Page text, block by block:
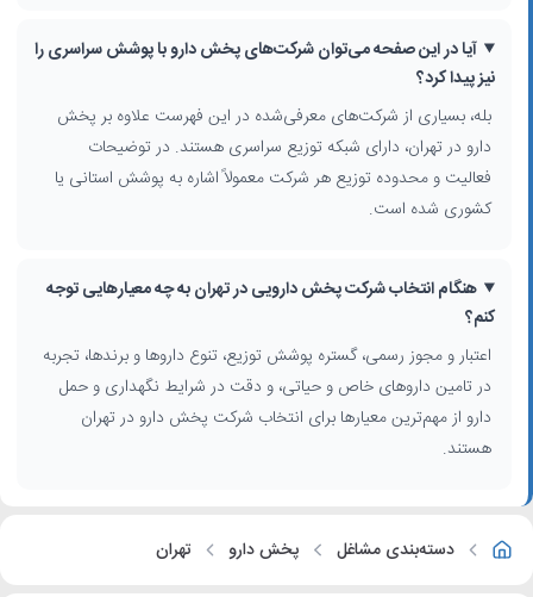
شرکت‌های فعال در حوزه توزیع دارو در تهران معمولاً خدماتی مانند تامین
منظم دارو برای داروخانه‌ها، همکاری با
متنوع محصولات دارویی و بهداشتی، و توزیع برندهای معتبر داخلی و خارجی
را ارائه می‌دهند. برخی نیز با داروخانه اینترنتیو پلتفرم‌های فروش آنلاین
همکاری دارند تا دسترسی بیماران به دارو آسان‌تر شود.
در این صفحه، با مقایسه نام شرکت‌ها، محدوده خدمت‌رسانی و نوع فعالیت،
شبکه تامین دارویی مطمئن‌تری برای مجموعه درمانی یا داروخانه خود
بسازید.
آیا در این صفحه می‌توان شرکت‌های پخش دارو با پوشش سراسری را
نیز پیدا کرد؟
بله، بسیاری از شرکت‌های معرفی‌شده در این فهرست علاوه بر پخش
دارو در تهران، دارای شبکه توزیع سراسری هستند. در توضیحات
فعالیت و محدوده توزیع هر شرکت معمولاً اشاره به پوشش استانی یا
کشوری شده است.
هنگام انتخاب شرکت پخش دارویی در تهران به چه معیارهایی توجه
کنم؟
اعتبار و مجوز رسمی، گستره پوشش توزیع، تنوع داروها و برندها، تجربه
در تامین داروهای خاص و حیاتی، و دقت در شرایط نگهداری و حمل
دارو از مهم‌ترین معیارها برای انتخاب شرکت پخش دارو در تهران
هستند.
دسته‌بندی مشاغل پخش دارو تهران